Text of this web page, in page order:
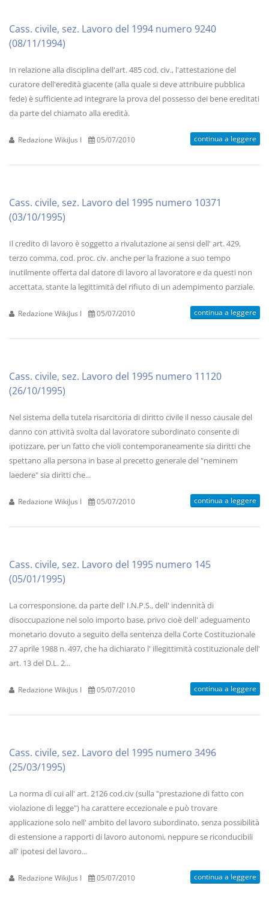
Cass. civile, sez. Lavoro del 1994 numero 9240
(08/11/1994)
In relazione alla disciplina dell'art. 485 cod. civ., l'attestazione del
curatore dell'eredità giacente (alla quale si deve attribuire pubblica
fede) è sufficiente ad integrare la prova del possesso dei bene ereditati
da parte del chiamato alla eredità.
Redazione WikiJus I 05/07/2010 continua a leggere
Cass. civile, sez. Lavoro del 1995 numero 10371
(03/10/1995)
Il credito di lavoro è soggetto a rivalutazione ai sensi dell' art. 429,
terzo comma, cod. proc. civ. anche per la frazione a suo tempo
inutilmente offerta dal datore di lavoro al lavoratore e da questi non
accettata, stante la legittimità del rifiuto di un adempimento parziale.
Redazione WikiJus I 05/07/2010 continua a leggere
Cass. civile, sez. Lavoro del 1995 numero 11120
(26/10/1995)
Nel sistema della tutela risarcitoria di diritto civile il nesso causale del
danno con attività svolta dal lavoratore subordinato consente di
ipotizzare, per un fatto che violi contemporaneamente sia diritti che
spettano alla persona in base al precetto generale del "neminem
laedere" sia diritti che...
Redazione WikiJus I 05/07/2010 continua a leggere
Cass. civile, sez. Lavoro del 1995 numero 145
(05/01/1995)
La corresponsione, da parte dell' I.N.P.S., dell' indennità di
disoccupazione nel solo importo base, privo cioè dell' adeguamento
monetario dovuto a seguito della sentenza della Corte Costituzionale
27 aprile 1988 n. 497, che ha dichiarato l' illegittimità costituzionale dell'
art. 13 del D.L. 2...
Redazione WikiJus I 05/07/2010 continua a leggere
Cass. civile, sez. Lavoro del 1995 numero 3496
(25/03/1995)
La norma di cui all' art. 2126 cod.civ (sulla "prestazione di fatto con
violazione di legge") ha carattere eccezionale e può trovare
applicazione solo nell' ambito del lavoro subordinato, senza possibilità
di estensione a rapporti di lavoro autonomi, neppure se riconducibili
all' ipotesi del lavoro...
Redazione WikiJus I 05/07/2010 continua a leggere